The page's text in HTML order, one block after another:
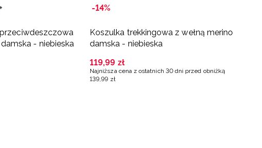
- niebieska
-14%
Koszulka trekkingowa z wełną merino
damska - niebieska
119,99 zł
Najniższa cena z ostatnich 30 dni przed obniżką
139 ,99 zł